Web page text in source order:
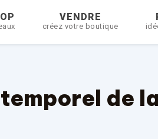
VENDRE
créez votre boutique
de